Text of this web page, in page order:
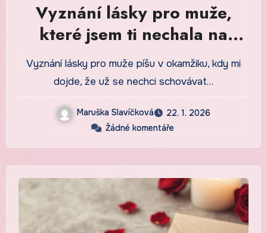
Vyznání lásky pro muže,
které jsem ti nechala na
stole vedle hrnku
Vyznání lásky pro muže píšu v okamžiku, kdy mi
dojde, že už se nechci schovávat…
Maruška Slavíčková
22. 1. 2026
Žádné komentáře